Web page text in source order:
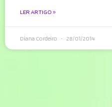
LER ARTIGO »
Diana Cordeiro 28/01/2014